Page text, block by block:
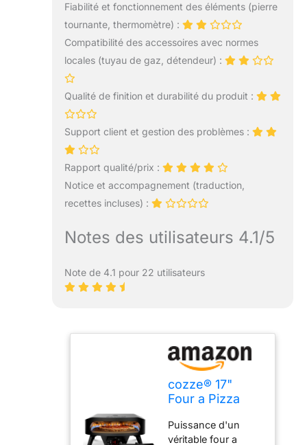
Fiabilité et fonctionnement des éléments (pierre
tournante, thermomètre) :
Compatibilité des accessoires avec normes
locales (tuyau de gaz, détendeur) :
Qualité de finition et durabilité du produit :
Support client et gestion des problèmes :
Rapport qualité/prix :
Notice et accompagnement (traduction,
recettes incluses) :
Notes des utilisateurs 4.1/5
Note de 4.1 pour 22 utilisateurs
cozze® 17"
Four a Pizza
Rotative Édition
Noire Ø43 cm
Puissance d'un
véritable four a